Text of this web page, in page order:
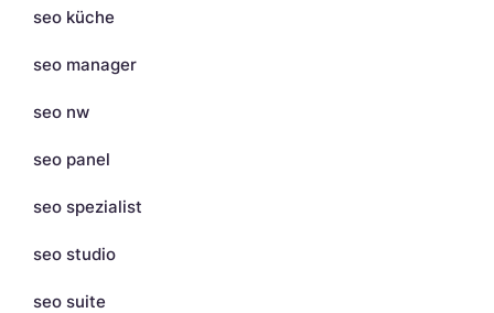
seo küche
seo manager
seo nw
seo panel
seo spezialist
seo studio
seo suite